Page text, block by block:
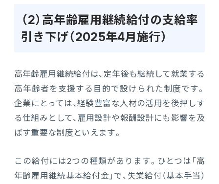
（2）高年齢雇用継続給付の支給率
引き下げ（2025年4月施行）
高年齢雇用継続給付は、定年後も継続して就業する
高年齢者を支援する目的で設けられた制度です。
企業にとっては、経験豊富な人材の活用を後押しす
る仕組みとして、雇用設計や報酬設計にも影響を及
ぼす重要な制度といえます。
この給付には2つの種類があります。ひとつは「高
年齢雇用継続基本給付金」で、失業給付（基本手当）